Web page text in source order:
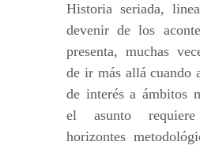
Historia seriada,
devenir de los
presenta, muchas
de ir más allá cuando
de interés a ámbitos
el asunto
horizontes